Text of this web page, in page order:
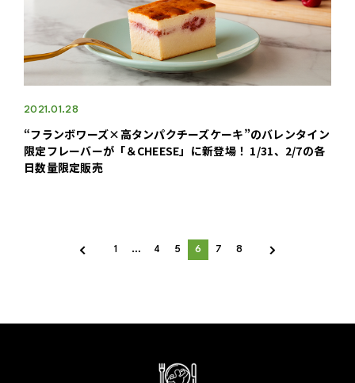
2021.01.28
“フランボワーズ×高タンパクチーズケーキ”のバレンタイン
限定フレーバーが「＆CHEESE」に新登場！ 1/31、2/7の各
日数量限定販売
1 … 4 5 6 7 8